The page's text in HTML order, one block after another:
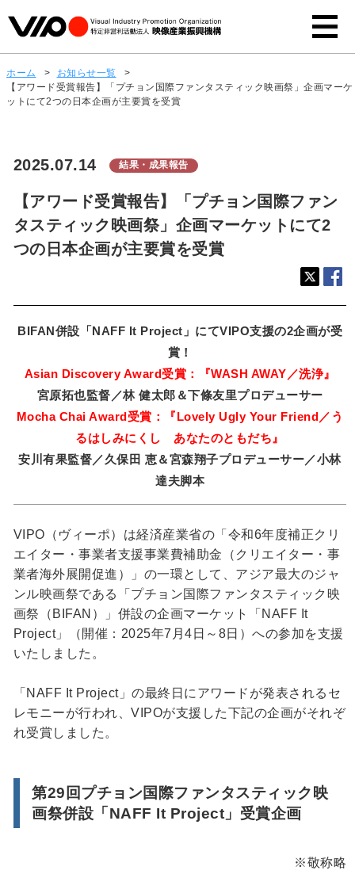
ホーム > お知らせ一覧
>
【アワード受賞報告】「プチョン国際ファンタスティック映画祭」企画マーケ
ットにて2つの日本企画が主要賞を受賞
2025.07.14 結果・成果報告
【アワード受賞報告】「プチョン国際ファン
タスティック映画祭」企画マーケットにて2
つの日本企画が主要賞を受賞
BIFAN併設「NAFF It Project」にてVIPO支援の2企画が受
賞！
Asian Discovery Award受賞：『WASH AWAY／洗浄』
宮原拓也監督／林 健太郎＆下條友里プロデューサー
Mocha Chai Award受賞：『Lovely Ugly Your Friend／う
るはしみにくし あなたのともだち』
安川有果監督／久保⽥ 恵＆宮森翔子プロデューサー／小林
達夫脚本
VIPO（ヴィーポ）は経済産業省の「令和6年度補正クリ
エイター・事業者支援事業費補助金（クリエイター・事
業者海外展開促進）」の一環として、アジア最大のジャ
ンル映画祭である「プチョン国際ファンタスティック映
画祭（BIFAN）」併設の企画マーケット「NAFF It
Project」（開催：2025年7月4日～8日）への参加を支援
いたしました。
「NAFF It Project」の最終日にアワードが発表されるセ
レモニーが行われ、VIPOが支援した下記の企画がそれぞ
れ受賞しました。
第29回プチョン国際ファンタスティック映
画祭併設「NAFF It Project」受賞企画
※敬称略